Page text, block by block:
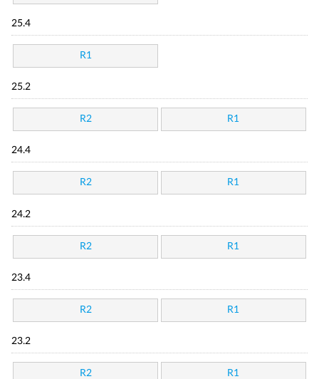
25.4
R1
25.2
R2 R1
24.4
R2 R1
24.2
R2 R1
23.4
R2 R1
23.2
R2 R1